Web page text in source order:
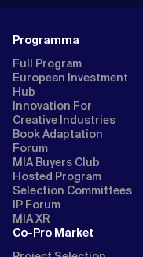
Programma
Full Program
European Investment
Hub
Innovation For
Creative Industries
Book Adaptation
Forum
MIA Buyers Club
Hosted Program
Selection Committees
IP Forum
MIA XR
Co-Pro Market